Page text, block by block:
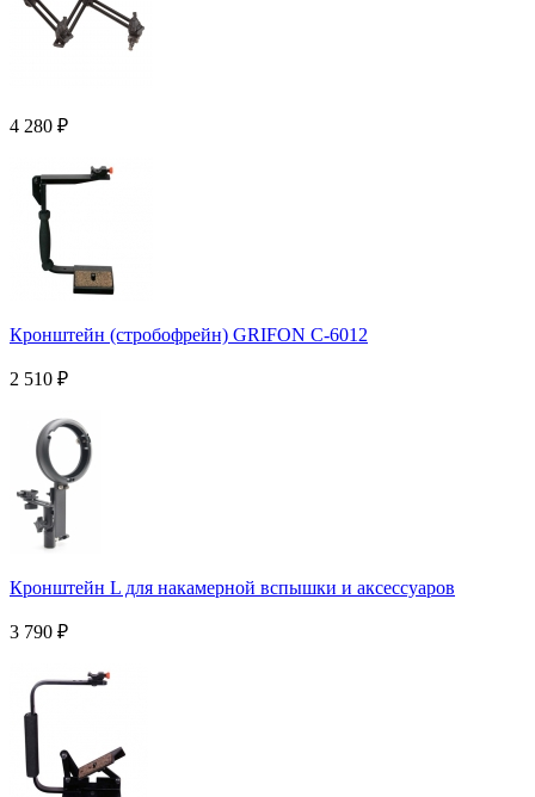
4 280 ₽
Кронштейн (стробофрейн) GRIFON С-6012
2 510 ₽
Кронштейн L для накамерной вспышки и аксессуаров
3 790 ₽